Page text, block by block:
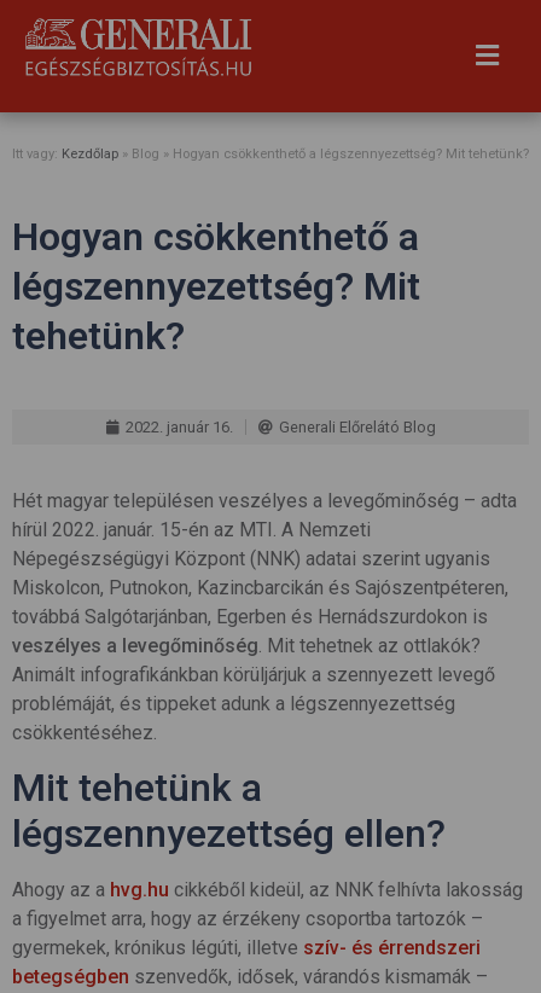
Itt vagy: Kezdőlap » Blog » Hogyan csökkenthető a légszennyezettség? Mit tehetünk?
Hogyan csökkenthető a
légszennyezettség? Mit
tehetünk?
2022. január 16. Generali Előrelátó Blog
Hét magyar településen veszélyes a levegőminőség – adta
hírül 2022. január. 15-én az MTI. A Nemzeti
Népegészségügyi Központ (NNK) adatai szerint ugyanis
Miskolcon, Putnokon, Kazincbarcikán és Sajószentpéteren,
továbbá Salgótarjánban, Egerben és Hernádszurdokon is
veszélyes a levegőminőség. Mit tehetnek az ottlakók?
Animált infografikánkban körüljárjuk a szennyezett levegő
problémáját, és tippeket adunk a légszennyezettség
csökkentéséhez.
Mit tehetünk a
légszennyezettség ellen?
Ahogy az a hvg.hu cikkéből kideül, az NNK felhívta lakosság
a figyelmet arra, hogy az érzékeny csoportba tartozók –
gyermekek, krónikus légúti, illetve szív- és érrendszeri
betegségben szenvedők, idősek, várandós kismamák –